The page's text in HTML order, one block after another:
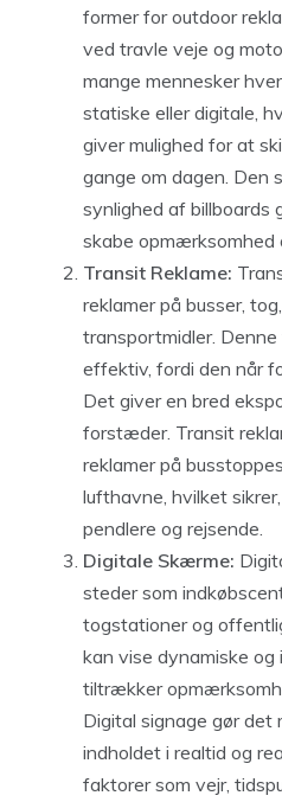
former for outdoor
ved travle veje og
mange mennesker
statiske eller digitale,
giver mulighed for at
gange om dagen. Den
synlighed af billboards
skabe opmærksomhed
Transit Reklame:
reklamer på busser,
transportmidler.
effektiv, fordi den når
Det giver en bred
forstæder. Transit
reklamer på
lufthavne, hvilket
pendlere og rejsende.
Digitale Skærme:
steder som
togstationer og
kan vise dynamiske
tiltrækker
Digital signage gør det
indholdet i realtid og
faktorer som vejr,